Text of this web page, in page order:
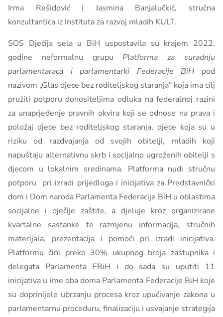
Irma Rešidović i Jasmina Banjalučkić, stručna
konzultantica iz Instituta za razvoj mladih KULT.
SOS Dječija sela u BiH uspostavila su krajem 2022.
godine neformalnu grupu Platforma za suradnju
parlamentaraca i parlamentarki Federacije BiH pod
nazivom „Glas djece bez roditeljskog staranja“ koja ima cilj
pružiti potporu donositeljima odluka na federalnoj razini
za unaprjeđenje pravnih okvira koji se odnose na prava i
položaj djece bez roditeljskog staranja, djece koja su u
riziku od razdvajanja od svojih obitelji, mladih koji
napuštaju alternativnu skrb i socijalno ugroženih obitelji s
djecom u lokalnim sredinama. Platforma nudi stručnu
potporu pri izradi prijedloga i inicijativa za Predstavnički
dom i Dom naroda Parlamenta Federacije BiH u oblastima
socijalne i dječije zaštite, a djeluje kroz organizirane
kvartalne sastanke te razmjenu informacija, stručnih
materijala, prezentacija i pomoći pri izradi inicijativa.
Platformu čini preko 30% ukupnog broja zastupnika i
delegata Parlamenta FBiH i do sada su uputiti 11
inicijativa u ime oba doma Parlamenta Federacije BiH koje
su doprinijele ubrzanju procesa kroz upućivanje zakona u
parlamentarnu proceduru, finalizaciju i usvajanje strategija